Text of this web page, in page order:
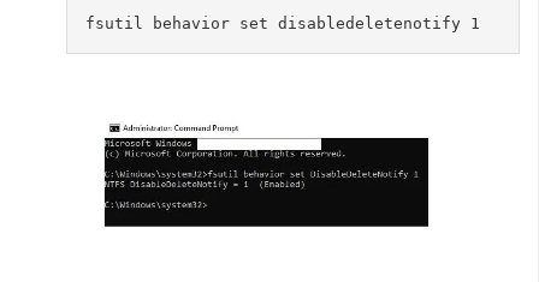
fsutil behavior set disabledeletenotify 1